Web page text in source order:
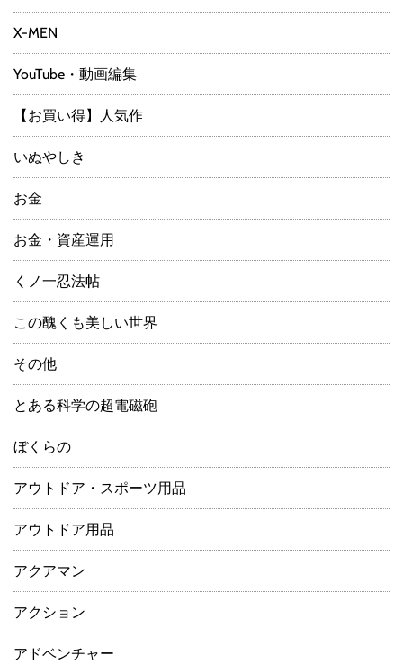
X-MEN
YouTube・動画編集
【お買い得】人気作
いぬやしき
お金
お金・資産運用
くノ一忍法帖
この醜くも美しい世界
その他
とある科学の超電磁砲
ぼくらの
アウトドア・スポーツ用品
アウトドア用品
アクアマン
アクション
アドベンチャー